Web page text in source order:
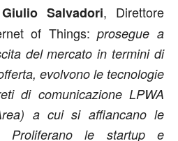
Giulio Salvadori, Direttore
of Things:prosegue a
del mercato in termini di
evolvono le tecnologie
di comunicazione LPWA
a cui si affiancano le
Proliferano le startup e